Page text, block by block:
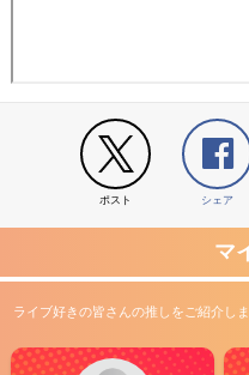
ポスト シェア
マ
ライブ好きの皆さんの推しをご紹介しま